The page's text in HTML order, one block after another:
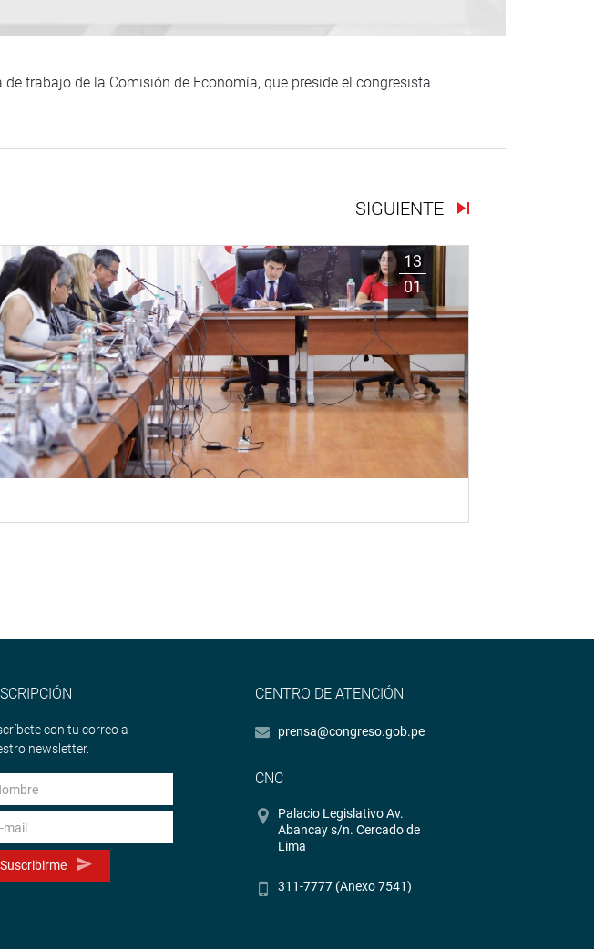
trabajo de la Comisión de Economía, que preside el congresista
SIGUIENTE
13
01
con tu correo a
newsletter.
Suscribirme
CENTRO DE ATENCIÓN
prensa@congreso.gob.pe
CNC
Palacio Legislativo Av.
Abancay s/n. Cercado de
Lima
311-7777 (Anexo 7541)